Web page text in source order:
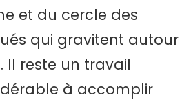
et du cercle des
qui gravitent autour
Il reste un travail
à accomplir